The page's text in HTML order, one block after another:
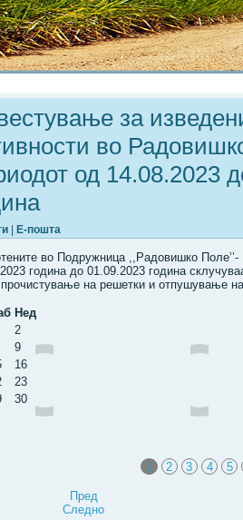
Нед
2
9
16
23
30
за
во
од 14.08.2023
Е-пошта
во Подружница ,,Радовишко
година до 01.09.2023 година
на решетки и отпушување
1 2 3 4 5
Пред
Следно